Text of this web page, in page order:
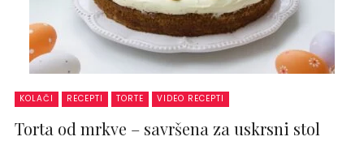
KOLAČI RECEPTI TORTE VIDEO RECEPTI
Torta od mrkve – savršena za uskrsni stol